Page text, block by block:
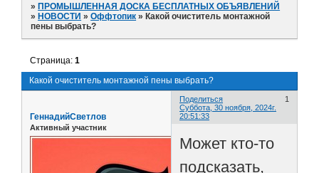
»ПРОМЫШЛЕННАЯ ДОСКА БЕСПЛАТНЫХ ОБЪЯВЛЕНИЙ
»НОВОСТИ »Оффтопик »Какой очиститель монтажной
пены выбрать?
Какой очиститель монтажной пены выбрать?
Страница:1
Поделиться
1
Суббота, 30 ноября, 2024г.
20:51:33
ГеннадийСветлов
Активный участник
Может кто-то
подсказать,